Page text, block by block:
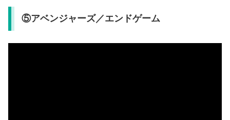
⑤アベンジャーズ／エンドゲーム